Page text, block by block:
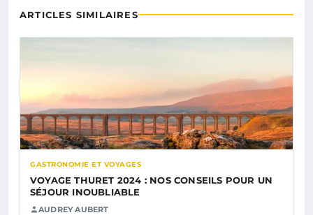
ARTICLES SIMILAIRES
GASTRONOMIE ET VOYAGES
VOYAGE THURET 2024 : NOS CONSEILS POUR UN
SÉJOUR INOUBLIABLE
AUDREY AUBERT